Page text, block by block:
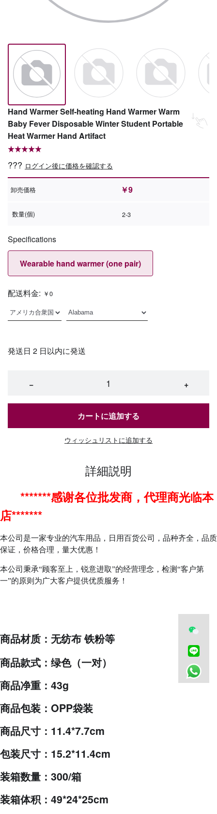
Hand Warmer Self-heating Hand Warmer Warm
Baby Fever Disposable Winter Student Portable
Heat Warmer Hand Artifact
??? ログイン後に価格を確認する
卸売価格
数量(個)
￥9
2-3
Specifications
Wearable hand warmer (one pair)
配送料金: ￥0
発送日 2 日以内に発送
− +
カートに追加する
ウィッシュリストに追加する
詳細説明
*******感谢各位批发商，代理商光临本
店*******
本公司是一家专业的汽车用品，日用百货公司，品种齐全，品质
保证，价格合理，量大优惠！
本公司秉承“顾客至上，锐意进取”的经营理念，检测“客户第
一”的原则为广大客户提供优质服务！
商品材质：无纺布 铁粉等
商品款式：绿色（一对）
商品净重：43g
商品包装：OPP袋装
商品尺寸：11.4*7.7cm
包装尺寸：15.2*11.4cm
装箱数量：300/箱
装箱体积：49*24*25cm